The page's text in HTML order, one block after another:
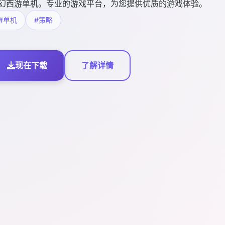
西游单机。专业的游戏平台，为您提供优质的游戏体验。
单机 #策略
现在下载 了解详情